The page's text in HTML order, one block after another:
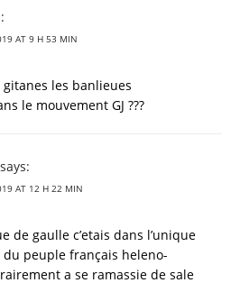
AT 9 H 53 MIN
les banlieues
le mouvement GJ ???
says:
AT 12 H 22 MIN
de gaulle c’etais dans l’unique
peuple français heleno-
a se ramassie de sale